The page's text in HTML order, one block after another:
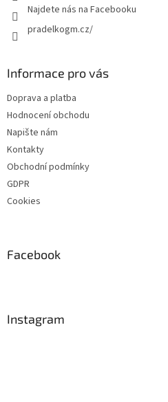
Najdete nás na Facebooku
pradelkogm.cz/
Informace pro vás
Doprava a platba
Hodnocení obchodu
Napište nám
Kontakty
Obchodní podmínky
GDPR
Cookies
Facebook
Instagram